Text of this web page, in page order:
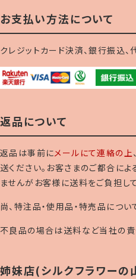
お支払い方法について
クレジットカード決済、銀行振込
返品について
返品は事前にメールにて連絡の上、
送ください。お客さまのご都合に
ませんがお客様に送料をご負担し
尚、特注品・使用品・特売品につ
不良品の場合は送料など当社の責
姉妹店(シルクフラワーの